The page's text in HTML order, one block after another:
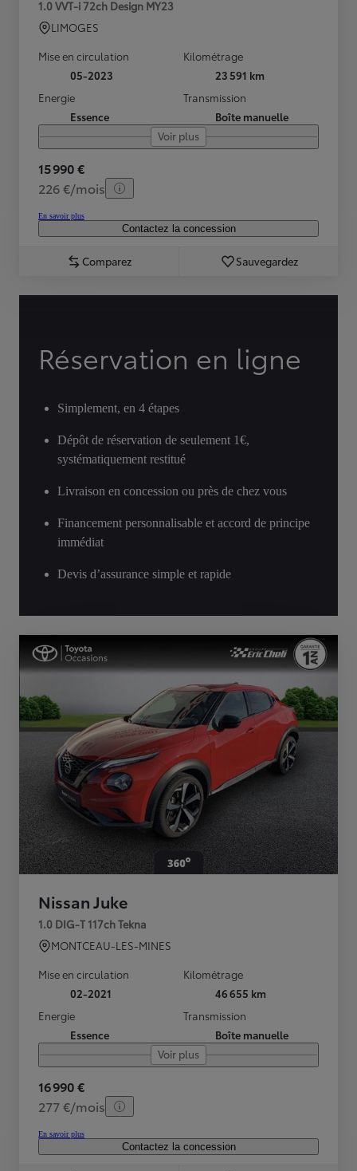
1.0 VVT-i 72ch Design MY23
LIMOGES
Mise en circulation
05-2023
Kilométrage
23 591 km
Energie
Essence
Transmission
Boîte manuelle
Voir plus
15 990 €
226 €/mois
En savoir plus
Contactez la concession
Comparez Sauvegardez
Réservation en ligne
Simplement, en 4 étapes
Dépôt de réservation de seulement 1€,
systématiquement restitué
Livraison en concession ou près de chez vous
Financement personnalisable et accord de principe
immédiat
Devis d’assurance simple et rapide
Nissan Juke
1.0 DIG-T 117ch Tekna
MONTCEAU-LES-MINES
Mise en circulation
02-2021
Kilométrage
46 655 km
Energie
Essence
Transmission
Boîte manuelle
Voir plus
16 990 €
277 €/mois
En savoir plus
Contactez la concession